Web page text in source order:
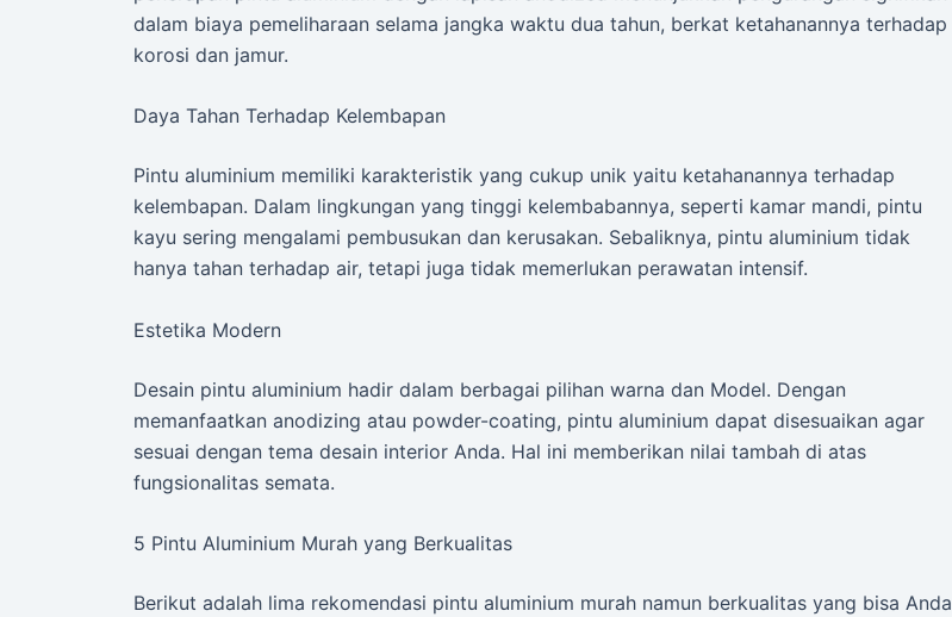
dalam biaya pemeliharaan selama jangka waktu dua tahun, berkat ketahanannya terhadap
korosi dan jamur.
Daya Tahan Terhadap Kelembapan
Pintu aluminium memiliki karakteristik yang cukup unik yaitu ketahanannya terhadap
kelembapan. Dalam lingkungan yang tinggi kelembabannya, seperti kamar mandi, pintu
kayu sering mengalami pembusukan dan kerusakan. Sebaliknya, pintu aluminium tidak
hanya tahan terhadap air, tetapi juga tidak memerlukan perawatan intensif.
Estetika Modern
Desain pintu aluminium hadir dalam berbagai pilihan warna dan Model. Dengan
memanfaatkan anodizing atau powder-coating, pintu aluminium dapat disesuaikan agar
sesuai dengan tema desain interior Anda. Hal ini memberikan nilai tambah di atas
fungsionalitas semata.
5 Pintu Aluminium Murah yang Berkualitas
Berikut adalah lima rekomendasi pintu aluminium murah namun berkualitas yang bisa Anda